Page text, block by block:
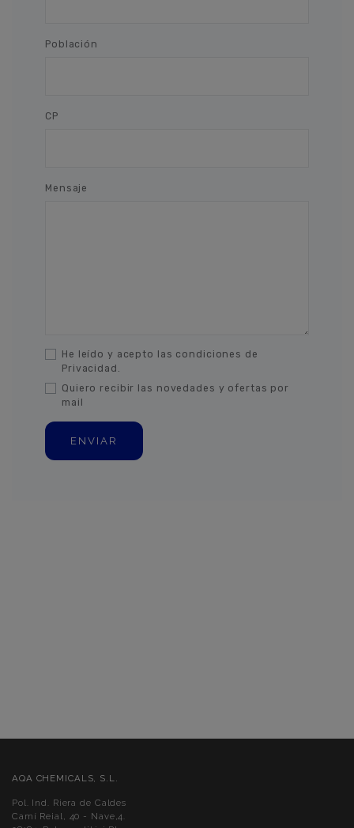
Población
CP
Mensaje
He leído y acepto las condiciones de
Privacidad.
Quiero recibir las novedades y ofertas por
mail
AQA CHEMICALS, S.L.
Pol. Ind. Riera de Caldes
Camí Reial, 40 - Nave,4.